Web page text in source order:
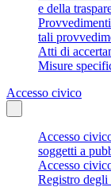
e della
tali
Atti di
Misure
Accesso civico
Accesso
soggetti a
Accesso
Registro degli